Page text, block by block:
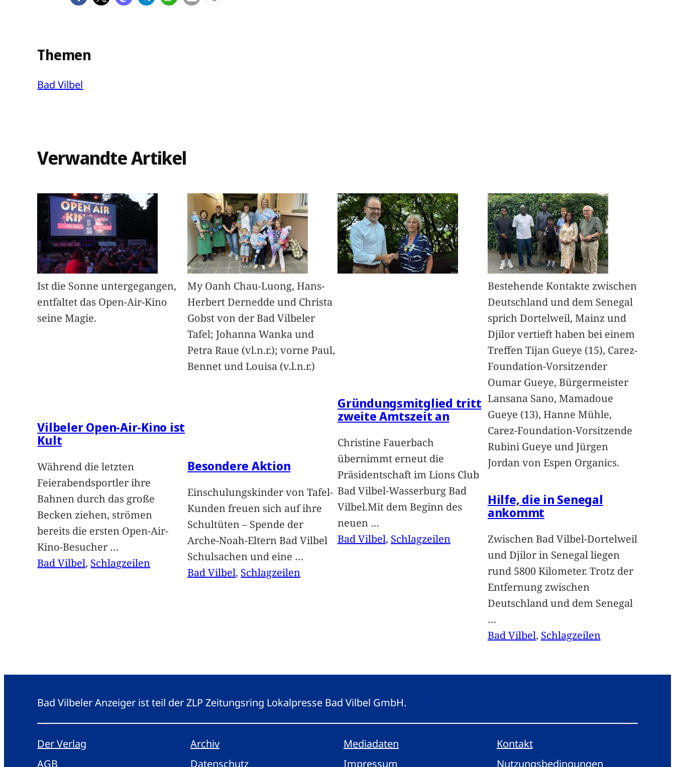
Themen
Bad Vilbel
Verwandte Artikel
Ist die Sonne untergegangen,
entfaltet das Open-Air-Kino
seine Magie.
Vilbeler Open-Air-Kino ist
Kult
Während die letzten
Feierabendsportler ihre
Bahnen durch das große
Becken ziehen, strömen
bereits die ersten Open-Air-
Kino-Besucher …
Bad Vilbel, Schlagzeilen
My Oanh Chau-Luong, Hans-
Herbert Dernedde und Christa
Gobst von der Bad Vilbeler
Tafel; Johanna Wanka und
Petra Raue (vl.n.r.); vorne Paul,
Bennet und Louisa (v.l.n.r.)
Besondere Aktion
Einschulungskinder von Tafel-
Kunden freuen sich auf ihre
Schultüten – Spende der
Arche-Noah-Eltern Bad Vilbel
Schulsachen und eine …
Bad Vilbel, Schlagzeilen
Gründungsmitglied tritt
zweite Amtszeit an
Christine Fauerbach
übernimmt erneut die
Präsidentschaft im Lions Club
Bad Vilbel-Wasserburg Bad
Vilbel.Mit dem Beginn des
neuen …
Bad Vilbel, Schlagzeilen
Bestehende Kontakte zwischen
Deutschland und dem Senegal
sprich Dortelweil, Mainz und
Djilor vertieft haben bei einem
Treffen Tijan Gueye (15), Carez-
Foundation-Vorsitzender
Oumar Gueye, Bürgermeister
Lansana Sano, Mamadoue
Gueye (13), Hanne Mühle,
Carez-Foundation-Vorsitzende
Rubini Gueye und Jürgen
Jordan von Espen Organics.
Hilfe, die in Senegal
ankommt
Zwischen Bad Vilbel-Dortelweil
und Djilor in Senegal liegen
rund 5800 Kilometer. Trotz der
Entfernung zwischen
Deutschland und dem Senegal
…
Bad Vilbel, Schlagzeilen
Bad Vilbeler Anzeiger ist teil der ZLP Zeitungsring Lokalpresse Bad Vilbel GmbH.
Der Verlag Archiv Mediadaten
Kontakt
AGB
Datenschutz Impressum Nutzungsbedingungen